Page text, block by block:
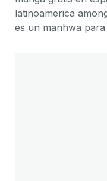
latinoamerica
es un manhwa